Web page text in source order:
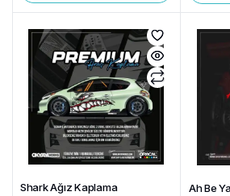
Shark Ağız Kaplama Ah Be